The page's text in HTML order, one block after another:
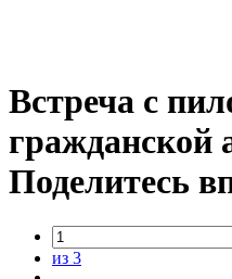
Встреча с
гражданской
Поделитесь
из 3